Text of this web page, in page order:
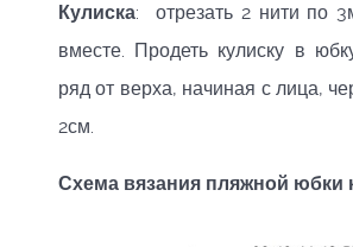
Кулиска: отрезать 2 нити по
вместе. Продеть кулиску в
ряд от верха, начиная с лица,
2см.
Схема вязания пляжной юбки